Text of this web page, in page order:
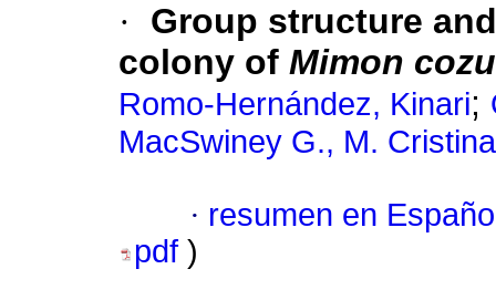
·
Group structure
colony of Mimon
Romo-Hernández, Kinari;
MacSwiney G., M. Cristina
· resumen en
pdf )